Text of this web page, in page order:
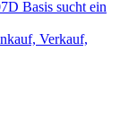
Basis sucht ein
Verkauf,